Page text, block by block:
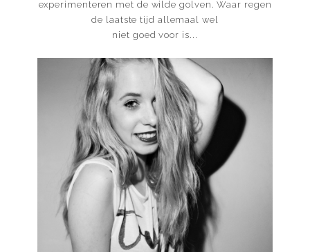
experimenteren met de wilde golven. Waar regen
de laatste tijd allemaal wel
niet goed voor is...